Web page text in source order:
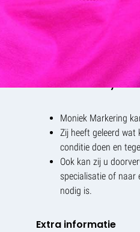
Het beter kunnen
risico op voortijdig
Sneller herstel van
activiteiten sneller
Wat kan onze
Moniek Markering
Zij heeft geleerd wat
conditie doen en
Ook kan zij u
specialisatie of naar
nodig is.
Extra informatie